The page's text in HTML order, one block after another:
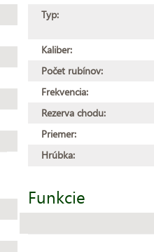
Typ:
Kaliber:
Počet rubínov:
Frekvencia:
Rezerva chodu:
Priemer:
Hrúbka:
Funkcie